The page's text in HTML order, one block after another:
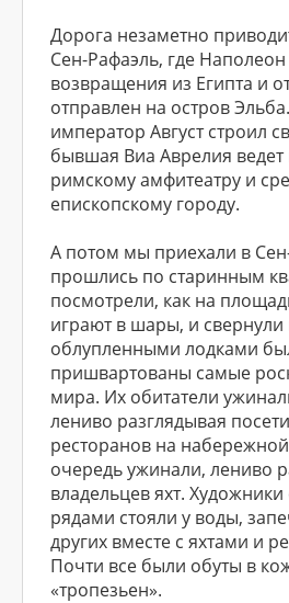
Дорога незаметно
Сен-Рафаэль, где
возвращения из Египта и
отправлен на остров
император Август строил
бывшая Виа Аврелия
римскому амфитеатру и
епископскому городу.
А потом мы приехали в
прошлись по старинным
посмотрели, как на
играют в шары, и свернули
облупленными лодками
пришвартованы самые
мира. Их обитатели
лениво разглядывая
ресторанов на
очередь ужинали, лениво
владельцев яхт.
рядами стояли у воды,
других вместе с яхтами и
Почти все были обуты в
«тропезьен».